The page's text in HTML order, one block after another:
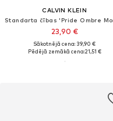
CALVIN KLEIN
23,90 €
Sākotnējā cena: 39,90 €
Pēdējā zemākā cena:21,51 €